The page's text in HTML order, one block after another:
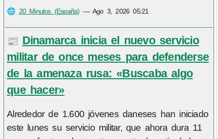
🌐 20 Minutos (España) —Ago 3, 2026 05:21
📰 Dinamarca inicia el nuevo servicio
militar de once meses para defenderse
de la amenaza rusa: «Buscaba algo
que hacer»
Alrededor de 1.600 jóvenes daneses han iniciado
este lunes su servicio militar, que ahora dura 11